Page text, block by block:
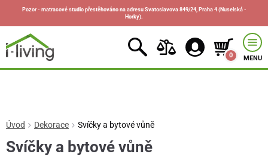
Pozor - matracové studio přestěhováno na adresu Svatoslavova 849/24, Praha 4 (Nuselská -
Horky).
0 MENU
Úvod Dekorace Svíčky a bytové vůně
Svíčky a bytové vůně